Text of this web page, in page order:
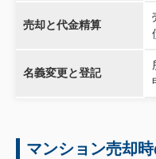
売却と代金精算
名義変更と登記
マンション売却